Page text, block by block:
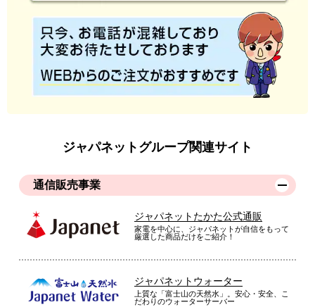
ジャパネットグループ関連サイト
通信販売事業
ジャパネットたかた公式通販
家電を中心に、ジャパネットが自信をもって
厳選した商品だけをご紹介！
ジャパネットウォーター
上質な「富士山の天然水」。安心・安全、こ
だわりのウォーターサーバー